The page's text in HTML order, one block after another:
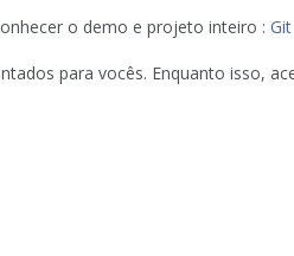
o demo e projeto inteiro :Git
para vocês. Enquanto isso,